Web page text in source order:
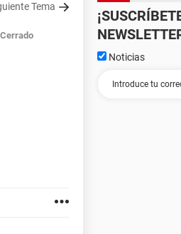
Tema
Cerrado
Noticias